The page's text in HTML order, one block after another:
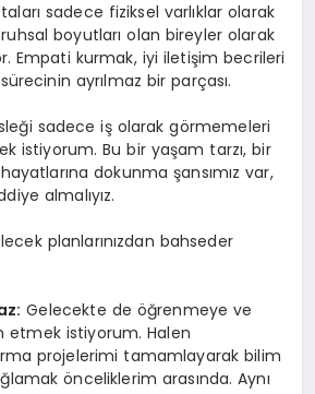
sadece fiziksel varlıklar olarak
boyutları olan bireyler olarak
Empati kurmak, iyi iletişim becrileri
ayrılmaz bir parçası.
sadece iş olarak görmemeleri
istiyorum. Bu bir yaşam tarzı, bir
dokunma şansımız var,
almalıyız.
planlarınızdan bahseder
Gelecekte de öğrenmeye ve
istiyorum. Halen
projelerimi tamamlayarak bilim
önceliklerim arasında. Aynı